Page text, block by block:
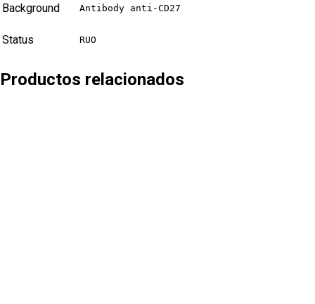
Background Antibody anti-CD27
Status RUO
Productos relacionados